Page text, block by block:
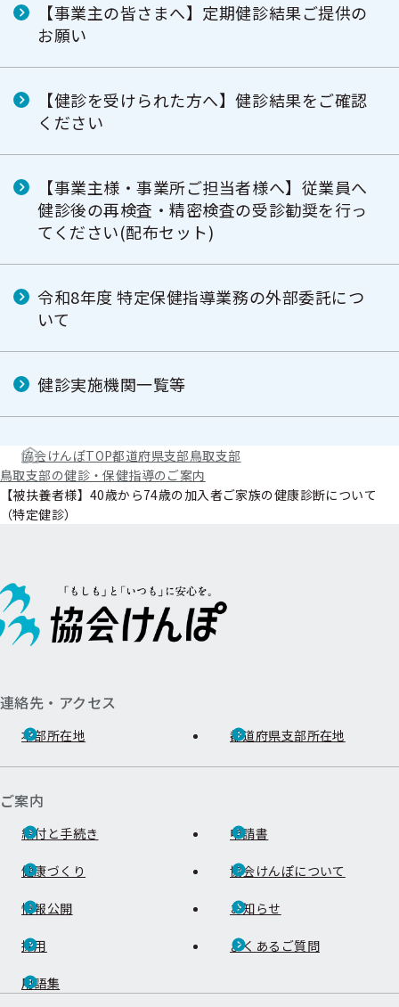
【事業主の皆さまへ】定期健診結果ご提供の
お願い
【健診を受けられた方へ】健診結果をご確認
ください
【事業主様・事業所ご担当者様へ】従業員へ
健診後の再検査・精密検査の受診勧奨を行っ
てください(配布セット)
令和8年度 特定保健指導業務の外部委託につ
いて
健診実施機関一覧等
協会けんぽTOP都道府県支部鳥取支部
鳥取支部の健診・保健指導のご案内
【被扶養者様】40歳から74歳の加入者ご家族の健康診断について
（特定健診）
連絡先・アクセス
本部所在地 都道府県支部所在地
ご案内
給付と手続き 申請書
健康づくり 協会けんぽについて
情報公開 お知らせ
採用 よくあるご質問
用語集